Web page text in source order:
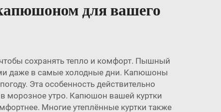
для вашего
сохранять тепло и комфорт. Пышный
даже в самые холодные дни. Капюшоны
Эта особенность действительно
морозное утро. Капюшон вашей куртки
Многие утеплённые куртки также